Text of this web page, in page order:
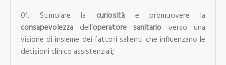
Stimolare la curiosità e promuovere la
consapevolezzadell’operatore sanitario verso una
visione di insieme dei fattori salienti che influenzano le
decisioni clinico assistenziali;